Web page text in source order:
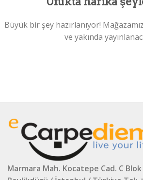
Büyük bir şey hazırlanıyor!
ve yakında
Marmara Mah. Kocatepe Cad. C